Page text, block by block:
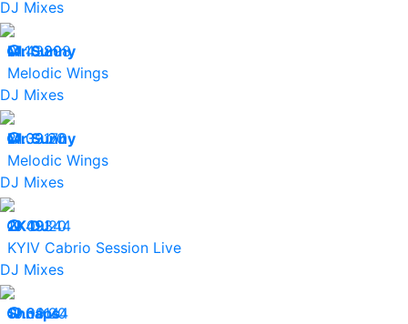
DJ Mixes
01.10.20
43898
Mr.Sunny
Melodic Wings
DJ Mixes
21.09.20
33170
Mr.Sunny
Melodic Wings
DJ Mixes
10.09.20
49344
2K DJ
KYIV Cabrio Session Live
DJ Mixes
10.09.20
34144
Shnaps